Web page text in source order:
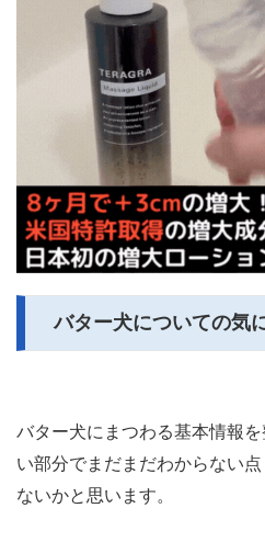
バター犬についての気
バター犬にまつわる基本情報
い部分でまだまだわからない
ないかと思います。